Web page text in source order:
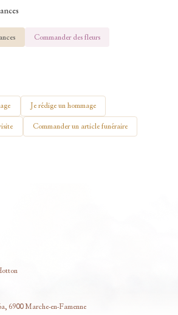
Commander des fleurs
Je rédige un hommage
Commander un article funéraire
6900 Marche-en-Famenne